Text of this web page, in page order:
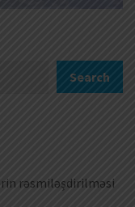
Search
rəsmiləşdirilməsi